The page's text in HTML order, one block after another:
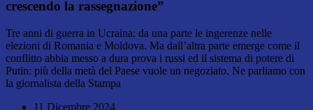
crescendo la rassegnazione”
Tre anni di guerra in Ucraina: da una parte le ingerenze nelle
elezioni di Romania e Moldova. Ma dall’altra parte emerge come il
conflitto abbia messo a dura prova i russi ed il sistema di potere di
Putin: più della metà del Paese vuole un negoziato. Ne parliamo con
la giornalista della Stampa
11 Dicembre 2024